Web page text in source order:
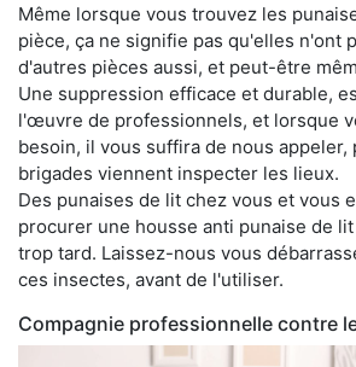
Même lorsque vous trouvez les
pièce, ça ne signifie pas qu'elles n'ont
d'autres pièces aussi, et peut-être
Une suppression efficace et durable,
l'œuvre de professionnels, et lorsque
besoin, il vous suffira de nous appeler,
brigades viennent inspecter les lieux.
Des punaises de lit chez vous et vous
procurer une housse anti punaise de
trop tard. Laissez-nous vous
ces insectes, avant de l'utiliser.
Compagnie professionnelle contre